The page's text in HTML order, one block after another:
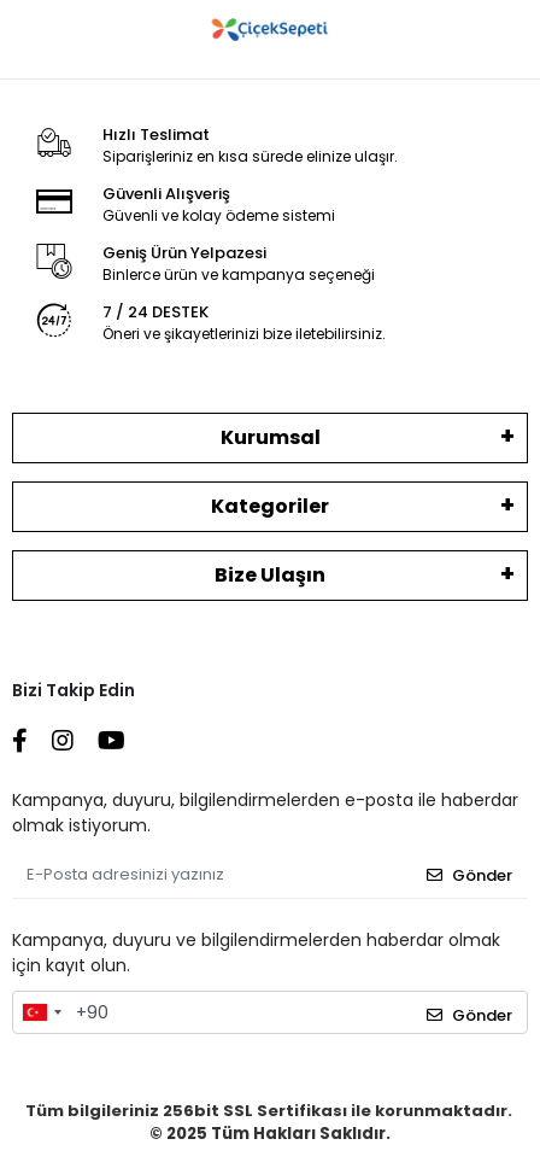
Hızlı Teslimat
Siparişleriniz en kısa sürede elinize ulaşır.
Güvenli Alışveriş
Güvenli ve kolay ödeme sistemi
Geniş Ürün Yelpazesi
Binlerce ürün ve kampanya seçeneği
7 / 24 DESTEK
Öneri ve şikayetlerinizi bize iletebilirsiniz.
Kurumsal
Kategoriler
Bize Ulaşın
Bizi Takip Edin
Kampanya, duyuru, bilgilendirmelerden e-posta ile haberdar
olmak istiyorum.
Gönder
Kampanya, duyuru ve bilgilendirmelerden haberdar olmak
için kayıt olun.
Gönder
Tüm bilgileriniz 256bit SSL Sertifikası ile korunmaktadır.
© 2025 Tüm Hakları Saklıdır.